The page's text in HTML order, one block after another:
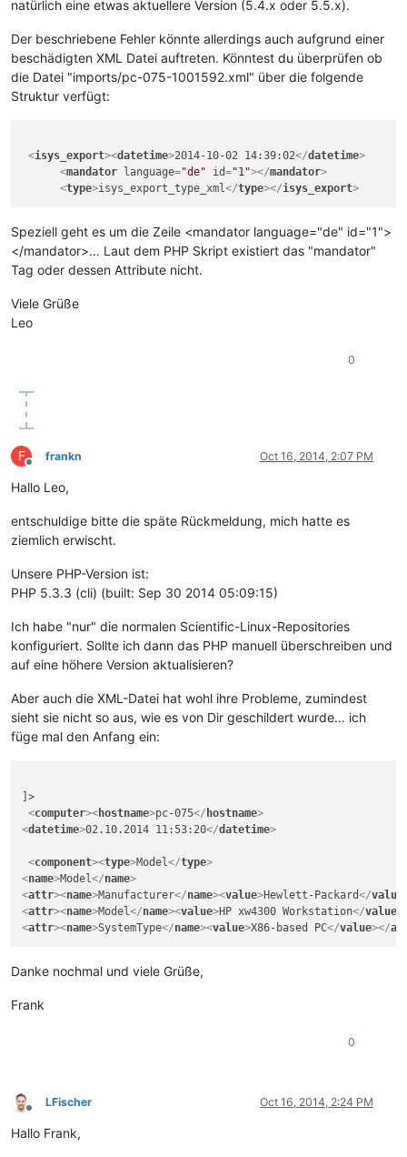
natürlich eine etwas aktuellere Version (5.4.x oder 5.5.x).
Der beschriebene Fehler könnte allerdings auch aufgrund einer
beschädigten XML Datei auftreten. Könntest du überprüfen ob
die Datei "imports/pc-075-1001592.xml" über die folgende
Struktur verfügt:
<isys_export><datetime>2014-10-02 14:39:02</datetime>
<mandator language="de" id="1"></mandator>
<type>isys_export_type_xml</type></isys_export>
Speziell geht es um die Zeile <mandator language="de" id="1">
</mandator>… Laut dem PHP Skript existiert das "mandator"
Tag oder dessen Attribute nicht.
Viele Grüße
Leo
0
F
Offline
frankn Oct 16, 2014, 2:07 PM
Hallo Leo,
entschuldige bitte die späte Rückmeldung, mich hatte es
ziemlich erwischt.
Unsere PHP-Version ist:
PHP 5.3.3 (cli) (built: Sep 30 2014 05:09:15)
Ich habe "nur" die normalen Scientific-Linux-Repositories
konfiguriert. Sollte ich dann das PHP manuell überschreiben und
auf eine höhere Version aktualisieren?
Aber auch die XML-Datei hat wohl ihre Probleme, zumindest
sieht sie nicht so aus, wie es von Dir geschildert wurde… ich
füge mal den Anfang ein:
]>
<computer><hostname>pc-075</ hostname>
<datetime>02.10.2014 11:53:20</datetime>
<component><type>Model</type>
<name>Model</name>
<attr><name>Manufacturer</name><value>Hewlett-Packard</value
<attr><name>Model</name><value>HP xw4300 Workstation</value
<attr><name>SystemType</name><value>X86-based PC</value></
Danke nochmal und viele Grüße,
Frank
0
Offline
LFischer Oct 16, 2014, 2:24 PM
Hallo Frank,